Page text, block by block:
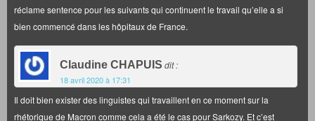
réclame sentence pour les suivants qui continuent le travail qu’elle a si
bien commencé dans les hôpitaux de France.
Claudine CHAPUIS dit :
18 avril 2020 à 17:31
Il doit bien exister des linguistes qui travaillent en ce moment sur la
rhétorique de Macron comme cela a été le cas pour Sarkozy. Et c’est